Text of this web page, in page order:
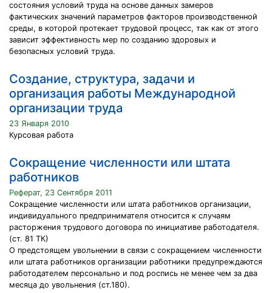
состояния условий труда на основе данных замеров
фактических значений параметров факторов производственной
среды, в которой протекает трудовой процесс, так как от этого
зависит эффективность мер по созданию здоровых и
безопасных условий труда.
Создание, структура, задачи и
организация работы Международной
организации труда
23 Января 2010
Курсовая работа
Сокращение численности или штата
работников
Реферат, 23 Сентября 2011
Сокращение численности или штата работников организации,
индивидуального предпринимателя относится к случаям
расторжения трудового договора по инициативе работодателя.
(ст. 81 ТК)
О предстоящем увольнении в связи с сокращением численности
или штата работников организации работники предупреждаются
работодателем персонально и под роспись не менее чем за два
месяца до увольнения (ст.180).